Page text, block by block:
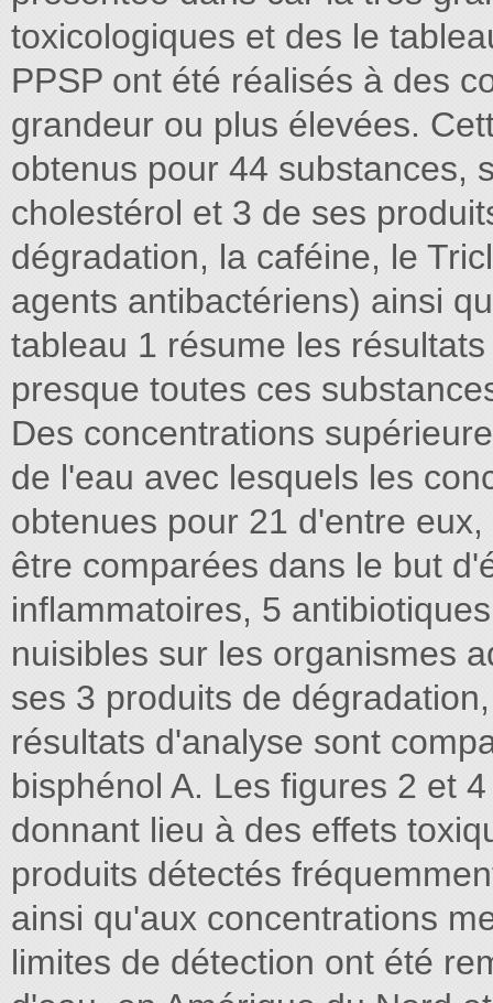
toxicologiques et des le
PPSP ont été réalisés à des
grandeur ou plus élevées.
obtenus pour 44 substances,
cholestérol et 3 de ses
dégradation, la caféine, le
agents antibactériens) ainsi
tableau 1 résume les
presque toutes ces
Des concentrations
de l'eau avec lesquels les
obtenues pour 21 d'entre
être comparées dans le but
inflammatoires, 5
nuisibles sur les organismes
ses 3 produits de
résultats d'analyse sont
bisphénol A. Les figures 2 et
donnant lieu à des effets
produits détectés
ainsi qu'aux concentrations
limites de détection ont été